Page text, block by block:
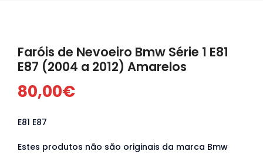
Loja Virtual 360º
Faróis de Nevoeiro Bmw Série 1 E81
E87 (2004 a 2012) Amarelos
80,00€
E81 E87
Estes produtos não são originais da marca Bmw